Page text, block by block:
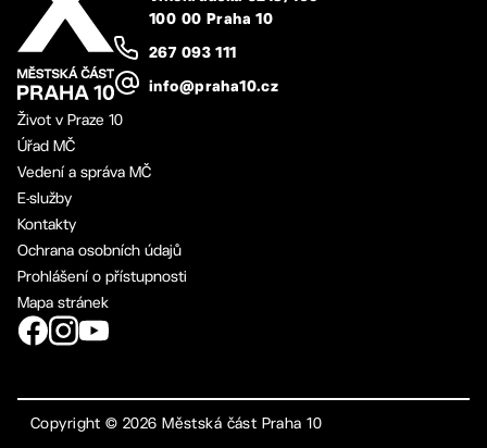
100 00 Praha 10
267 093 111
info@praha10.cz
Život v Praze 10
Úřad MČ
Vedení a správa MČ
E-služby
Kontakty
Ochrana osobních údajů
Prohlášení o přístupnosti
Mapa stránek
Copyright ©2026 Městská část Praha 10